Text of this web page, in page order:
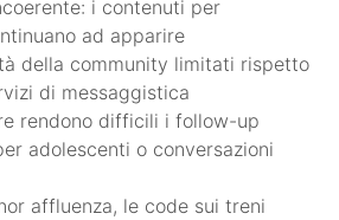
i contenuti per
ad apparire
della community limitati rispetto
di messaggistica
rendono difficili i follow-up
adolescenti o conversazioni
affluenza, le code sui treni